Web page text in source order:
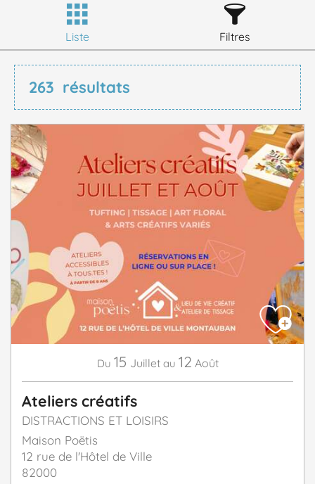
Liste Filtres
263 résultats
Du 15 Juillet au 12 Août
Ateliers créatifs
DISTRACTIONS ET LOISIRS
Maison Poëtis
12 rue de l'Hôtel de Ville
82000